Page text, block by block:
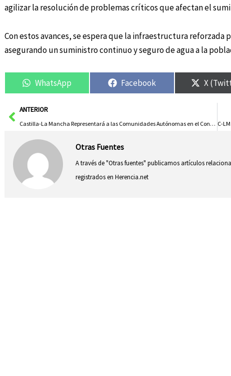
agilizar la resolución de problemas críticos que afectan el
Con estos avances, se espera que la infraestructura
asegurando un suministro continuo y seguro de agua a la
WhatsApp Facebook X
AntANTERIOR
Castilla-La Mancha Representará a las Comunidades Autónomas en el Consejo de Consumo de la Unión Europea
Otras Fuentes
A través de "Otras fuentes" publicamos artículos
registrados en Herencia.net